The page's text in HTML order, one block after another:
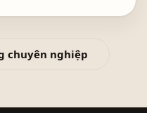
chuyên nghiệp